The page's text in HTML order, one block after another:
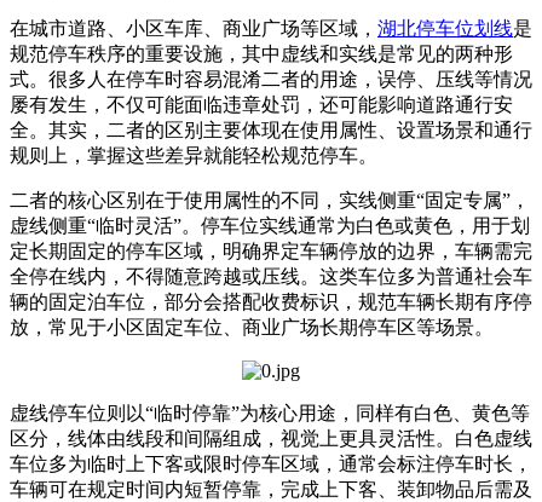
在城市道路、小区车库、商业广场等区域， 湖北停车位划线是
规范停车秩序的重要设施，其中虚线和实线是常见的两种形
式。很多人在停车时容易混淆二者的用途，误停、压线等情况
屡有发生，不仅可能面临违章处罚，还可能影响道路通行安
全。其实，二者的区别主要体现在使用属性、设置场景和通行
规则上，掌握这些差异就能轻松规范停车。
二者的核心区别在于使用属性的不同，实线侧重“固定专属”，
虚线侧重“临时灵活”。停车位实线通常为白色或黄色，用于划
定长期固定的停车区域，明确界定车辆停放的边界，车辆需完
全停在线内，不得随意跨越或压线。这类车位多为普通社会车
辆的固定泊车位，部分会搭配收费标识，规范车辆长期有序停
放，常见于小区固定车位、商业广场长期停车区等场景。
虚线停车位则以“临时停靠”为核心用途，同样有白色、黄色等
区分，线体由线段和间隔组成，视觉上更具灵活性。白色虚线
车位多为临时上下客或限时停车区域，通常会标注停车时长，
车辆可在规定时间内短暂停靠，完成上下客、装卸物品后需及